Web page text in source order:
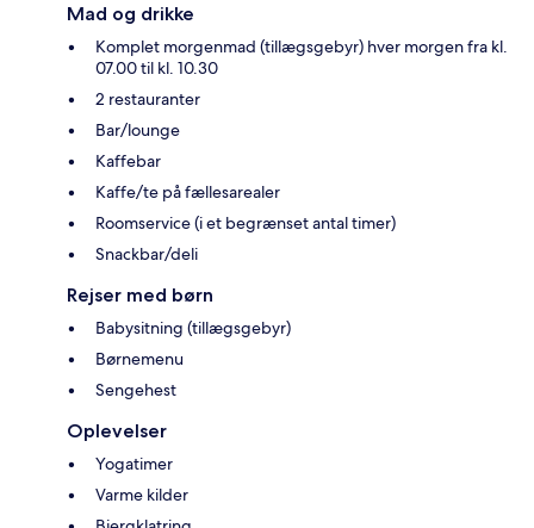
Mad og drikke
Komplet morgenmad (tillægsgebyr) hver morgen fra kl.
07.00 til kl. 10.30
2 restauranter
Bar/lounge
Kaffebar
Kaffe/te på fællesarealer
Roomservice (i et begrænset antal timer)
Snackbar/deli
Rejser med børn
Babysitning (tillægsgebyr)
Børnemenu
Sengehest
Oplevelser
Yogatimer
Varme kilder